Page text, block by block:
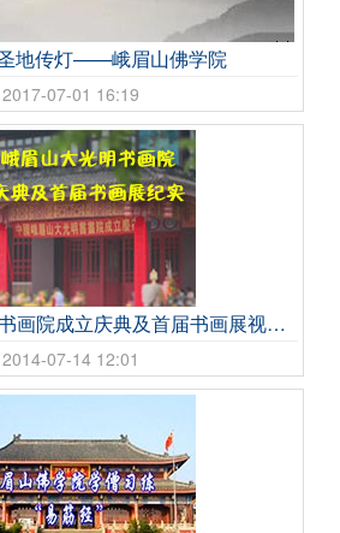
地传灯——峨眉山佛学院
2017-07-01 16:19
中国峨眉山大光明书画院成立庆典及首届书画展视频纪实
2014-07-14 12:01